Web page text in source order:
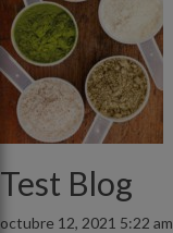
Test Blog
octubre 12, 2021 5:22 am